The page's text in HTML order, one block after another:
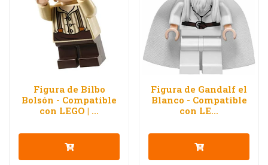
Figura de Bilbo
Bolsón - Compatible
con LEGO | ...
Figura de Gandalf el
Blanco - Compatible
con LE...